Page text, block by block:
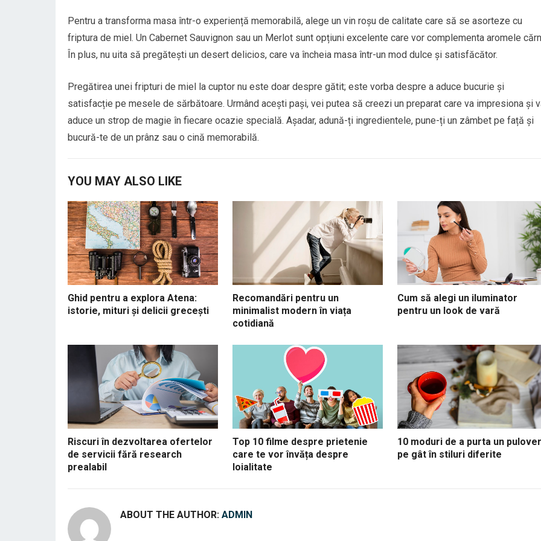
Pentru a transforma masa într-o experiență memorabilă, alege un vin roșu de calitate care să se asorteze cu
friptura de miel. Un Cabernet Sauvignon sau un Merlot sunt opțiuni excelente care vor complementa aromele
În plus, nu uita să pregătești un desert delicios, care va încheia masa într-un mod dulce și satisfăcător.
Pregătirea unei fripturi de miel la cuptor nu este doar despre gătit; este vorba despre a aduce bucurie și
satisfacție pe mesele de sărbătoare. Urmând acești pași, vei putea să creezi un preparat care va impresiona și
aduce un strop de magie în fiecare ocazie specială. Așadar, adună-ți ingredientele, pune-ți un zâmbet pe față și
bucură-te de un prânz sau o cină memorabilă.
YOU MAY ALSO LIKE
Ghid pentru a explora Atena:
istorie, mituri și delicii grecești
Recomandări pentru un
minimalist modern în viața
cotidiană
Cum să alegi un iluminator
pentru un look de vară
Riscuri în dezvoltarea ofertelor
de servicii fără research
prealabil
Top 10 filme despre prietenie
care te vor învăța despre
loialitate
10 moduri de a purta un pulover
pe gât în stiluri diferite
ABOUT THE AUTHOR: ADMIN